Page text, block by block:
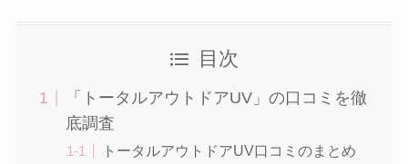
目次
「トータルアウトドアUV」の口コミを徹
底調査
トータルアウトドアUV口コミのまとめ